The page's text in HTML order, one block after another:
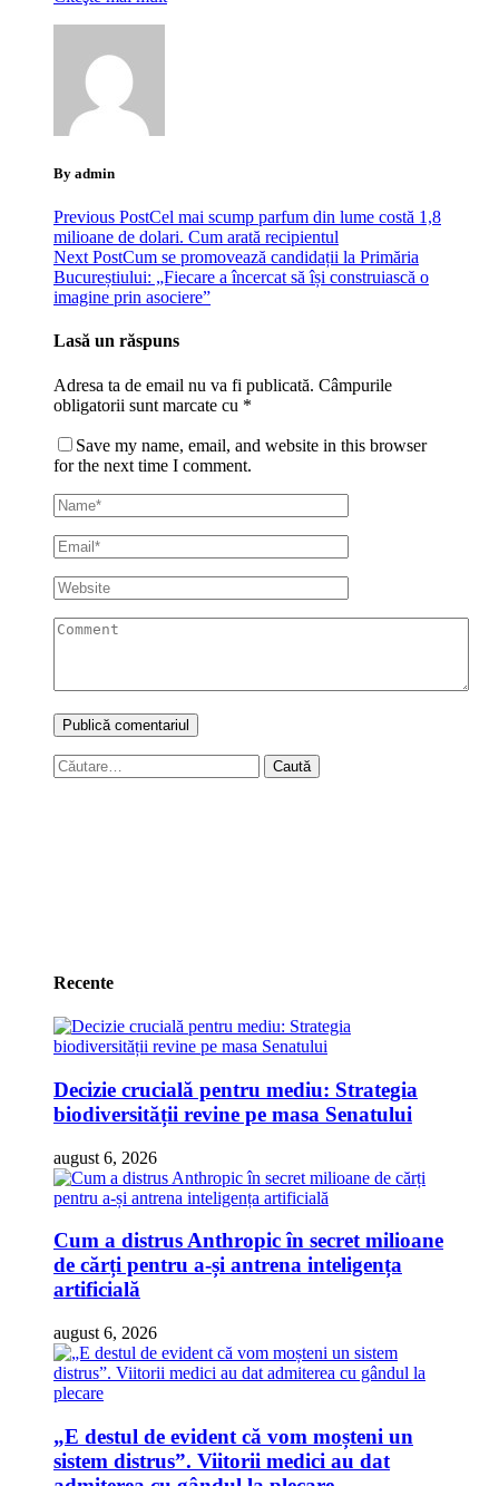
By admin
Previous PostCel mai scump parfum din lume costă 1,8
milioane de dolari. Cum arată recipientul
Next PostCum se promovează candidații la Primăria
Bucureștiului: „Fiecare a încercat să își construiască o
imagine prin asociere”
Lasă un răspuns
Adresa ta de email nu va fi publicată. Câmpurile
obligatorii sunt marcate cu *
Save my name, email, and website in this browser
for the next time I comment.
Caută
după:
Recente
Decizie crucială pentru mediu: Strategia
biodiversității revine pe masa Senatului
august 6, 2026
Cum a distrus Anthropic în secret milioane
de cărți pentru a-și antrena inteligența
artificială
august 6, 2026
„E destul de evident că vom moșteni un
sistem distrus”. Viitorii medici au dat